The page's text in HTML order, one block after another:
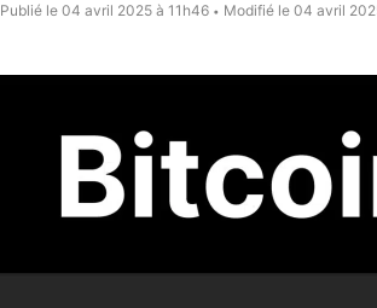
Publié le 04 avril 2025 à 11h46 • Modifié le 04 avril